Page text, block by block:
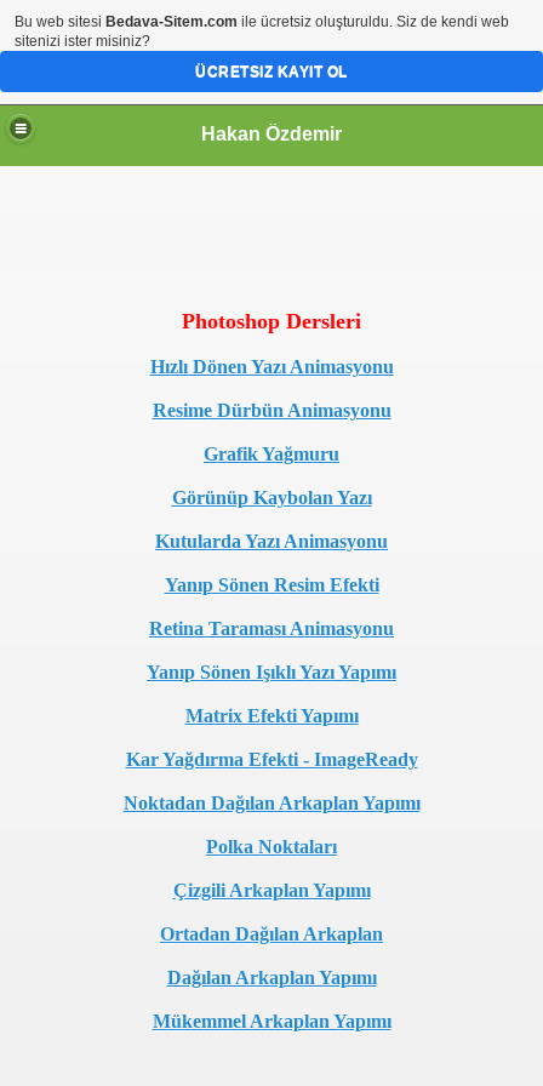
Hakan Özdemir
Photoshop Dersleri
Hızlı Dönen Yazı Animasyonu
Resime Dürbün Animasyonu
Grafik Yağmuru
Görünüp Kaybolan Yazı
Kutularda Yazı Animasyonu
Yanıp Sönen Resim Efekti
Retina Taraması Animasyonu
Yanıp Sönen Işıklı Yazı Yapımı
Matrix Efekti Yapımı
Kar Yağdırma Efekti - ImageReady
Noktadan Dağılan Arkaplan Yapımı
Polka Noktaları
Çizgili Arkaplan Yapımı
Ortadan Dağılan Arkaplan
Dağılan Arkaplan Yapımı
Mükemmel Arkaplan Yapımı
Bu web sitesi Bedava-Sitem.com ile ücretsiz oluşturuldu. Siz de kendi web
sitenizi ister misiniz?
ÜCRETSIZ KAYIT OL